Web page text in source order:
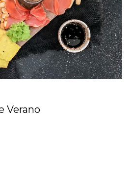
Verano